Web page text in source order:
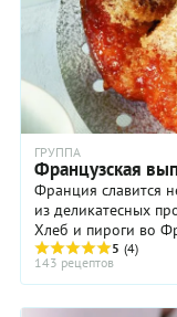
ГРУППА
Французская
Франция славится
из деликатесных
Хлеб и пироги во
разнообразными
5 (4)
143 рецептов